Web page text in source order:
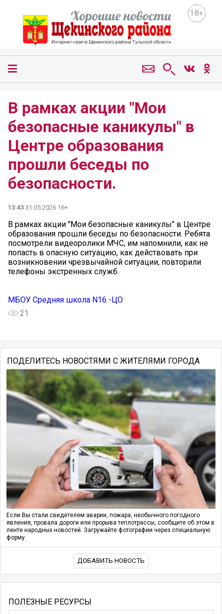
18+
В рамках акции "Мои
безопасные каникулы" в
Центре образования
прошли беседы по
безопасности.
13:43 31.05.2026 16+
В рамках акции "Мои безопасные каникулы" в Центре
образования прошли беседы по безопасности. Ребята
посмотрели видеоролики МЧС, им напомнили, как не
попасть в опасную ситуацию, как действовать при
возникновении чрезвычайной ситуации, повторили
телефоны экстренных служб.
МБОУ Средняя школа N16 -ЦО
21
ПОДЕЛИТЕСЬ НОВОСТЯМИ С ЖИТЕЛЯМИ ГОРОДА
Если Вы стали свидетелем аварии, пожара, необычного погодного
явления, провала дороги или прорыва теплотрассы, сообщите об этом в
ленте народных новостей. Загружайте фотографии через специальную
форму.
ДОБАВИТЬ НОВОСТЬ
ПОЛЕЗНЫЕ РЕСУРСЫ